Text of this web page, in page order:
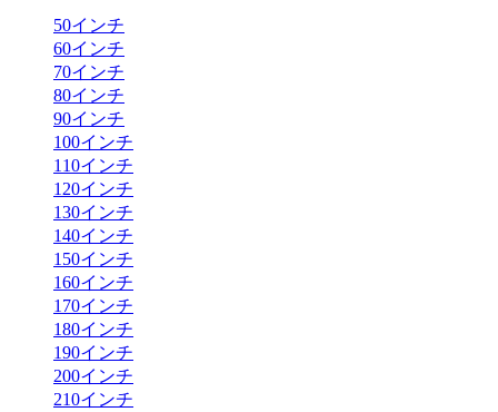
50インチ
60インチ
70インチ
80インチ
90インチ
100インチ
110インチ
120インチ
130インチ
140インチ
150インチ
160インチ
170インチ
180インチ
190インチ
200インチ
210インチ